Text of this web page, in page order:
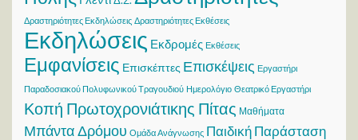
Δραστηριότητες Εκδηλώσεις Δραστηριότητες Εκθέσεις
Εκδηλώσεις Εκδρομές Εκθέσεις
Εμφανίσεις Επισκέπτες Επισκέψεις Εργαστήρι
Παραδοσιακού Πολυφωνικού Τραγουδιού Ημερολόγιο Θεατρικό Εργαστήρι
Κοπή Πρωτοχρονιάτικης Πίτας Μαθήματα
Μπάντα Δρόμου Ομάδα Ανάγνωσης Παιδική Παράσταση